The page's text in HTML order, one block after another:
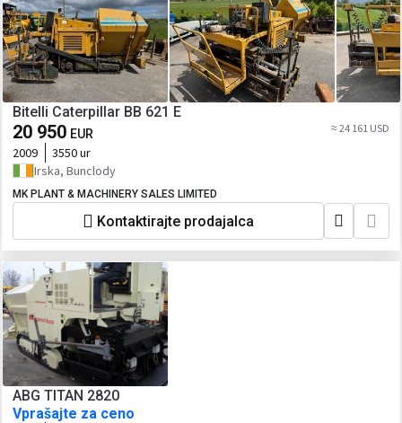
Bitelli Caterpillar BB 621 E
20 950 EUR ≈ 24 161 USD
2009
3550 ur
Irska, Bunclody
MK PLANT & MACHINERY SALES LIMITED
Kontaktirajte prodajalca
ABG TITAN 2820
Vprašajte za ceno